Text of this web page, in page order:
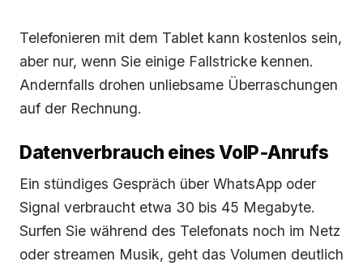
Telefonieren mit dem Tablet kann kostenlos sein,
aber nur, wenn Sie einige Fallstricke kennen.
Andernfalls drohen unliebsame Überraschungen
auf der Rechnung.
Datenverbrauch eines VoIP‑Anrufs
Ein stündiges Gespräch über WhatsApp oder
Signal verbraucht etwa 30 bis 45 Megabyte.
Surfen Sie während des Telefonats noch im Netz
oder streamen Musik, geht das Volumen deutlich